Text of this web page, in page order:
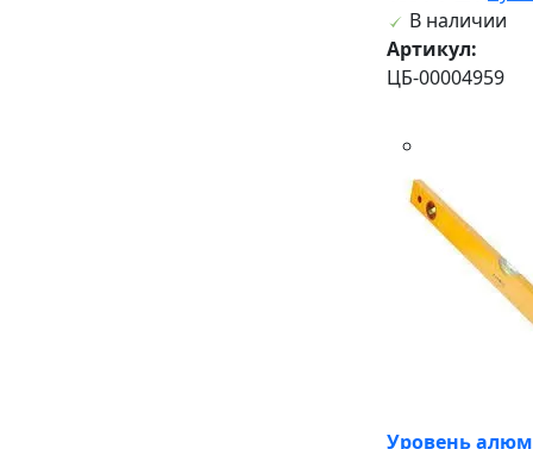
В наличии
Артикул:
ЦБ-00004959
Уровень